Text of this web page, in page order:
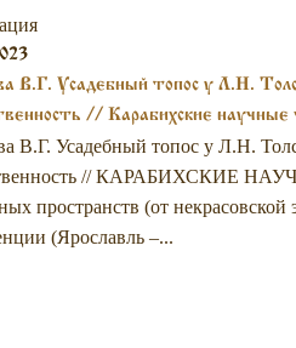
В.Г. Усадебный топос у Л.Н.
// Карабихские
В.Г. Усадебный топос у Л.Н.
// КАРАБИХСКИЕ
пространств (от
(Ярославль –...